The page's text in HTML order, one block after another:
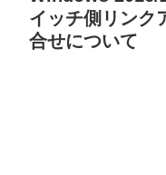
イッチ側リンク
合せについて